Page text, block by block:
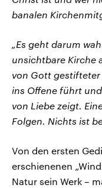
banalen
„Es geht darum
unsichtbare Kirche
von Gott
ins Offene führt
von Liebe zeigt.
Folgen. Nichts ist
Von den ersten
erschienenen
Natur sein Werk –